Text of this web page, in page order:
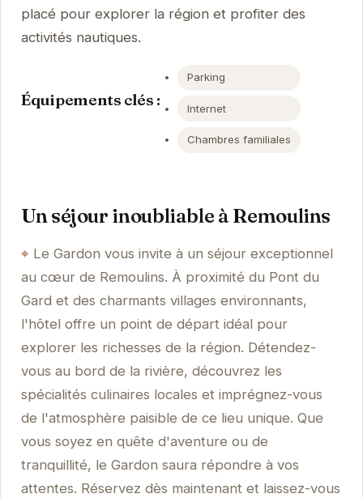
placé pour explorer la région et profiter des
activités nautiques.
Équipements clés :
Parking
Internet
Chambres familiales
Un séjour inoubliable à Remoulins
Le Gardon vous invite à un séjour exceptionnel
au cœur de Remoulins. À proximité du Pont du
Gard et des charmants villages environnants,
l'hôtel offre un point de départ idéal pour
explorer les richesses de la région. Détendez-
vous au bord de la rivière, découvrez les
spécialités culinaires locales et imprégnez-vous
de l'atmosphère paisible de ce lieu unique. Que
vous soyez en quête d'aventure ou de
tranquillité, le Gardon saura répondre à vos
attentes. Réservez dès maintenant et laissez-vous